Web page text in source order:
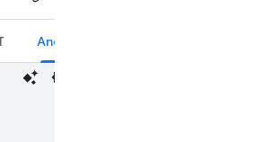
Android